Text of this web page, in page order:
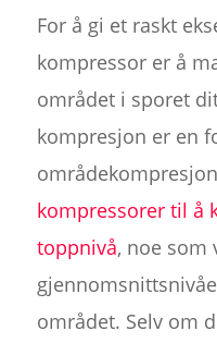
For å gi et raskt
kompressor er å
området i sporet
kompresjon er en
kompressorer til å
toppnivå, noe som
området. Selv om